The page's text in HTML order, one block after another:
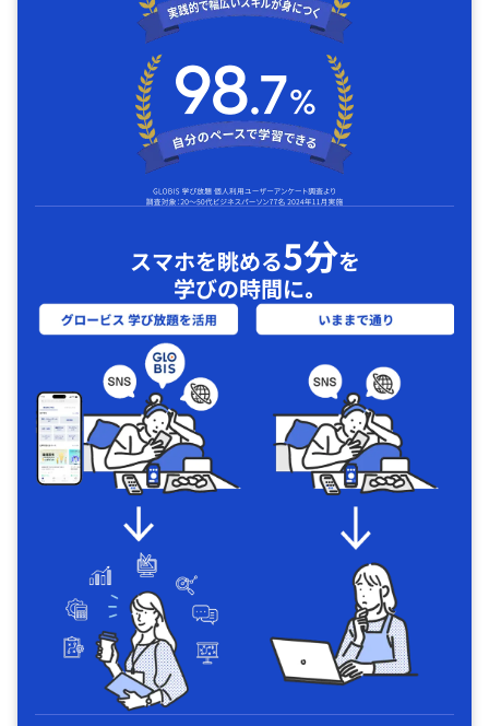
スマホを眺める5分を
学びの時間に｡